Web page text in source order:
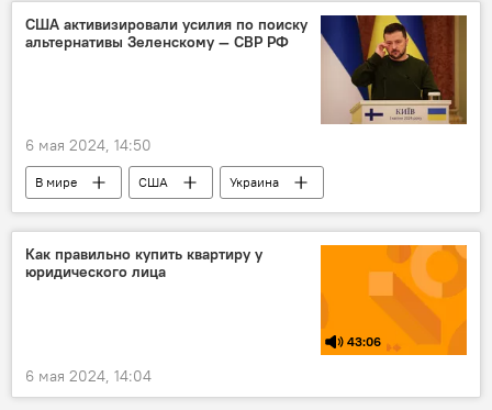
США активизировали усилия по поиску
альтернативы Зеленскому — СВР РФ
6 мая 2024, 14:50
В мире США
Украина
Владимир Зеленский
альтернатива
Как правильно купить квартиру у
юридического лица
43:06
6 мая 2024, 14:04